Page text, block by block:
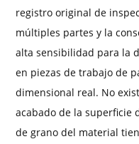
registro original de
múltiples partes y la
alta sensibilidad para la
en piezas de trabajo de
dimensional real. No
acabado de la superficie
de grano del material